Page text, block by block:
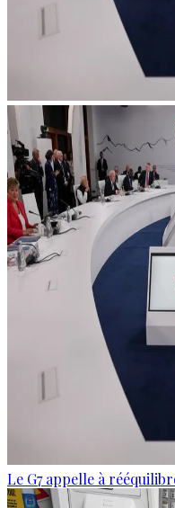
Le G7 appelle à